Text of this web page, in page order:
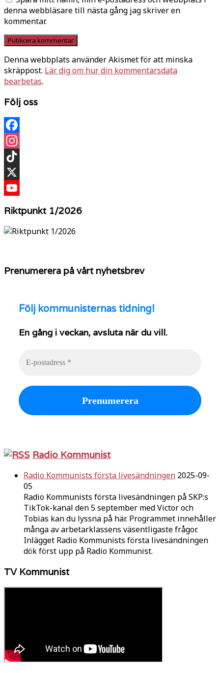
denna webbläsare till nästa gång jag skriver en
kommentar.
Denna webbplats använder Akismet för att minska
skräppost. Lär dig om hur din kommentarsdata
bearbetas.
Följ oss
Facebook
Instagram
TikTok
X
Riktpunkt 1/2026
Prenumerera på vårt nyhetsbrev
Följ kommunisternas tidning!
En gång i veckan, avsluta när du vill.
Radio Kommunist
Radio Kommunists första livesändningen 2025-09-
05
Radio Kommunists första livesändningen på SKP:s
TikTok-kanal den 5 september med Victor och
Tobias kan du lyssna på här. Programmet innehåller
många av arbetarklassens väsentligaste frågor.
Inlägget Radio Kommunists första livesändningen
dök först upp på Radio Kommunist.
TV Kommunist